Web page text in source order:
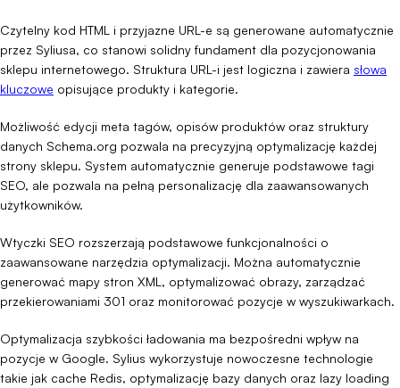
Czytelny kod HTML i przyjazne URL-e są generowane automatycznie
przez Syliusa, co stanowi solidny fundament dla pozycjonowania
sklepu internetowego. Struktura URL-i jest logiczna i zawiera słowa
kluczowe opisujące produkty i kategorie.
Możliwość edycji meta tagów, opisów produktów oraz struktury
danych Schema.org pozwala na precyzyjną optymalizację każdej
strony sklepu. System automatycznie generuje podstawowe tagi
SEO, ale pozwala na pełną personalizację dla zaawansowanych
użytkowników.
Wtyczki SEO rozszerzają podstawowe funkcjonalności o
zaawansowane narzędzia optymalizacji. Można automatycznie
generować mapy stron XML, optymalizować obrazy, zarządzać
przekierowaniami 301 oraz monitorować pozycje w wyszukiwarkach.
Optymalizacja szybkości ładowania ma bezpośredni wpływ na
pozycje w Google. Sylius wykorzystuje nowoczesne technologie
takie jak cache Redis, optymalizację bazy danych oraz lazy loading